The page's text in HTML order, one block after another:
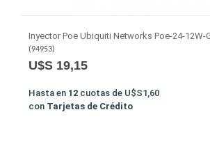
Inyector Poe Ubiquiti Networks Poe-24-12W-
(94953)
U$S 19,15
Hasta en 12 cuotas de U$S1,60
con Tarjetas de Crédito